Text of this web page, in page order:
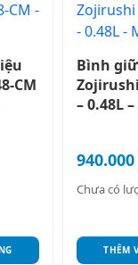
CM
Bình
Zojirushi
– 0.48L
940.000
Chưa có
THÊM